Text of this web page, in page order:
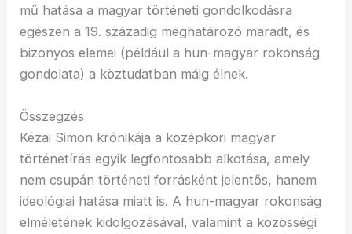
mű hatása a magyar történeti gondolkodásra
egészen a 19. századig meghatározó maradt, és
bizonyos elemei (például a hun-magyar rokonság
gondolata) a köztudatban máig élnek.
Összegzés
Kézai Simon krónikája a középkori magyar
történetírás egyik legfontosabb alkotása, amely
nem csupán történeti forrásként jelentős, hanem
ideológiai hatása miatt is. A hun-magyar rokonság
elméletének kidolgozásával, valamint a közösségi